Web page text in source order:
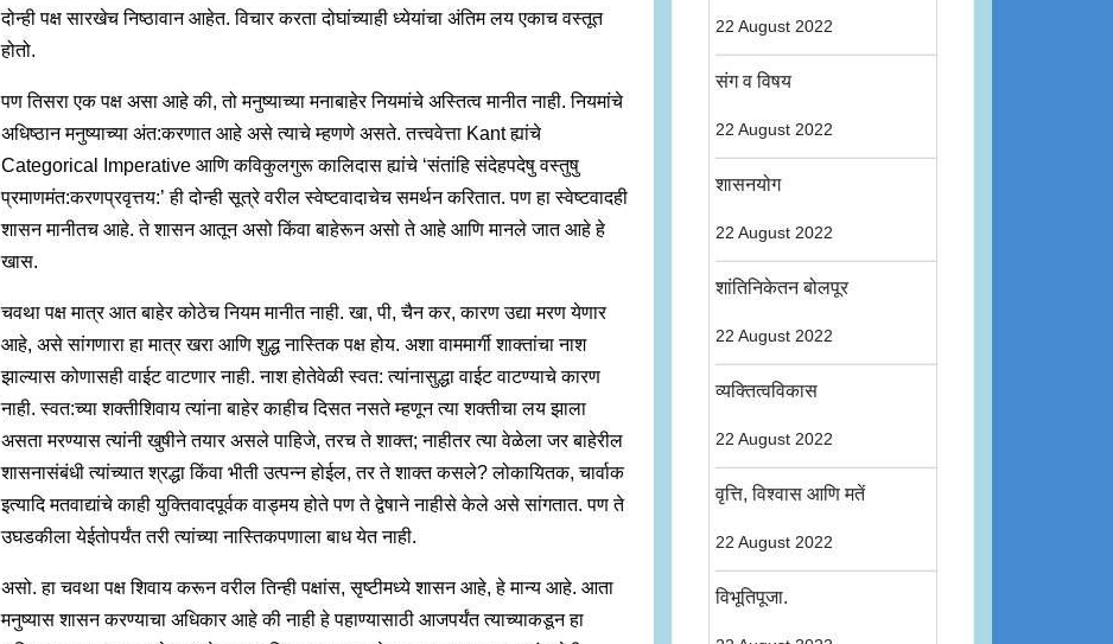
दोन्ही पक्ष सारखेच निष्ठावान आहेत. विचार करता दोघांच्याही ध्येयांचा अंतिम लय एकाच वस्तूत
होतो.
पण तिसरा एक पक्ष असा आहे की, तो मनुष्याच्या मनाबाहेर नियमांचे अस्तित्व मानीत नाही. नियमांचे
अधिष्ठान मनुष्याच्या अंत:करणात आहे असे त्याचे म्हणणे असते. तत्त्ववेत्ता Kant ह्यांचे
Categorical Imperative आणि कविकुलगुरू कालिदास ह्यांचे ‘संतांहि संदेहपदेषु वस्तुषु
प्रमाणमंत:करणप्रवृत्तय:’ ही दोन्ही सूत्रे वरील स्वेष्टवादाचेच समर्थन करितात. पण हा स्वेष्टवादही
शासन मानीतच आहे. ते शासन आतून असो किंवा बाहेरून असो ते आहे आणि मानले जात आहे हे
खास.
चवथा पक्ष मात्र आत बाहेर कोठेच नियम मानीत नाही. खा, पी, चैन कर, कारण उद्या मरण येणार
आहे, असे सांगणारा हा मात्र खरा आणि शुद्ध नास्तिक पक्ष होय. अशा वाममार्गी शाक्तांचा नाश
झाल्यास कोणासही वाईट वाटणार नाही. नाश होतेवेळी स्वत: त्यांनासुद्धा वाईट वाटण्याचे कारण
नाही. स्वत:च्या शक्तीशिवाय त्यांना बाहेर काहीच दिसत नसते म्हणून त्या शक्तीचा लय झाला
असता मरण्यास त्यांनी खुषीने तयार असले पाहिजे, तरच ते शाक्त; नाहीतर त्या वेळेला जर बाहेरील
शासनासंबंधी त्यांच्यात श्रद्धा किंवा भीती उत्पन्न होईल, तर ते शाक्त कसले? लोकायितक, चार्वाक
इत्यादि मतवाद्यांचे काही युक्तिवादपूर्वक वाड्मय होते पण ते द्वेषाने नाहीसे केले असे सांगतात. पण ते
उघडकीला येईतोपर्यंत तरी त्यांच्या नास्तिकपणाला बाध येत नाही.
असो. हा चवथा पक्ष शिवाय करून वरील तिन्ही पक्षांस, सृष्टीमध्ये शासन आहे, हे मान्य आहे. आता
मनुष्यास शासन करण्याचा अधिकार आहे की नाही हे पहाण्यासाठी आजपर्यंत त्याच्याकडून हा
22 August 2022
संग व विषय
22 August 2022
शासनयोग
22 August 2022
शांतिनिकेतन बोलपूर
22 August 2022
व्यक्तित्वविकास
22 August 2022
वृत्ति, विश्वास आणि मतें
22 August 2022
विभूतिपूजा.